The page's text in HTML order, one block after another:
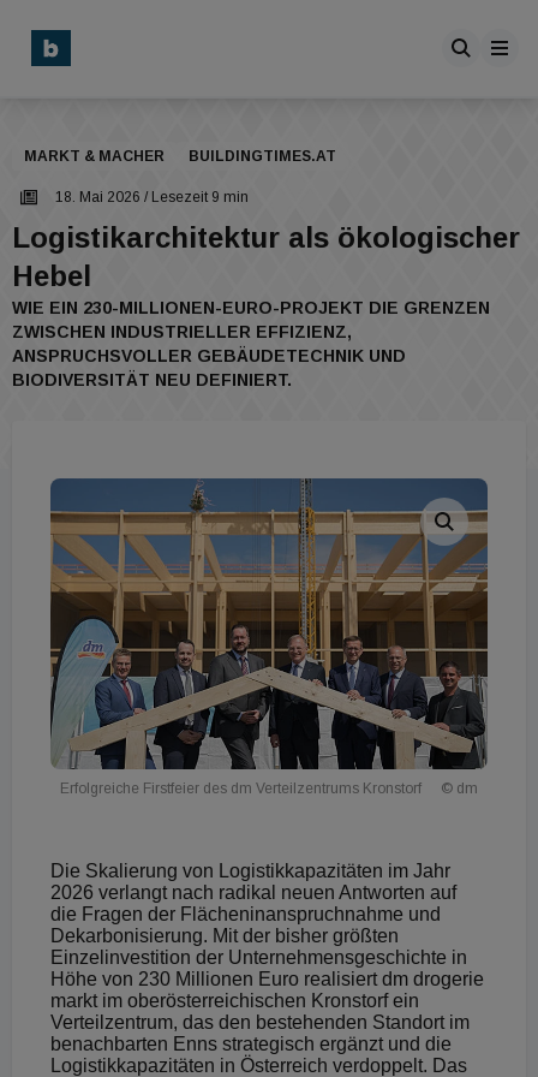
MARKT & MACHER BUILDINGTIMES.AT
18. Mai 2026 / Lesezeit 9 min
Logistikarchitektur als ökologischer
Hebel
WIE EIN 230-MILLIONEN-EURO-PROJEKT DIE GRENZEN
ZWISCHEN INDUSTRIELLER EFFIZIENZ,
ANSPRUCHSVOLLER GEBÄUDETECHNIK UND
BIODIVERSITÄT NEU DEFINIERT.
Erfolgreiche Firstfeier des dm Verteilzentrums Kronstorf © dm
Die Skalierung von Logistikkapazitäten im Jahr
2026 verlangt nach radikal neuen Antworten auf
die Fragen der Flächeninanspruchnahme und
Dekarbonisierung. Mit der bisher größten
Einzelinvestition der Unternehmensgeschichte in
Höhe von 230 Millionen Euro realisiert dm drogerie
markt im oberösterreichischen Kronstorf ein
Verteilzentrum, das den bestehenden Standort im
benachbarten Enns strategisch ergänzt und die
Logistikkapazitäten in Österreich verdoppelt. Das